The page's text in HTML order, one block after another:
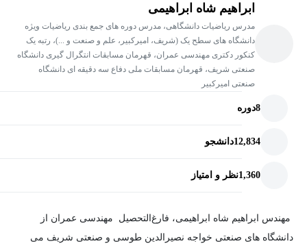
ابراهیم شاه ابراهیمی
مدرس ریاضیات دانشگاهی، مدرس دوره های جمع بندی ریاضیات ویژه
دانشگاه های سطح یک (شریف، امیرکبیر، علم و صنعت و ...)، رتبه یک
کنکور دکتری مهندسی عمران، قهرمان مسابقات انتگرال گیری دانشگاه
صنعتی شریف، قهرمان مسابقات ملی دفاع سه دقیقه ای دانشگاه
صنعتی امیرکبیر
8دوره
12,834دانشجو
1,360نظر و امتیاز
مهندس ابراهیم شاه ابراهیمی، فارغ‌التحصیل مهندسی عمران از
دانشگاه های صنعتی خواجه نصیرالدین طوسی و صنعتی شریف می